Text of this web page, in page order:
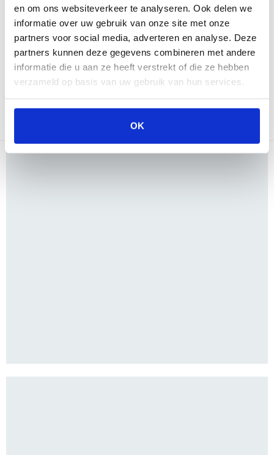
en om ons websiteverkeer te analyseren. Ook delen we
informatie over uw gebruik van onze site met onze
partners voor social media, adverteren en analyse. Deze
partners kunnen deze gegevens combineren met andere
informatie die u aan ze heeft verstrekt of die ze hebben
verzameld op basis van uw gebruik van hun services.
OK
Top BBQ
Eenvoudig te gebruiken
Boretti is altijd een goede keuze Niet voordelig, maar dan heb je
ook wat! Aanrader dus!